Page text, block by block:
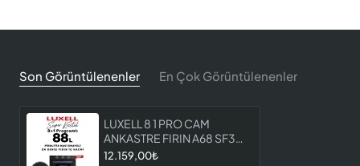
Son Görüntülenenler En Çok Görüntülenenler
LUXELL 8 1 PRO CAM
ANKASTRE FIRIN A68 SF3
MT
12.159,00₺